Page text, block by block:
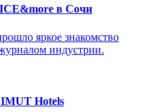
в Сочи
яркое знакомство
индустрии.
Hotels